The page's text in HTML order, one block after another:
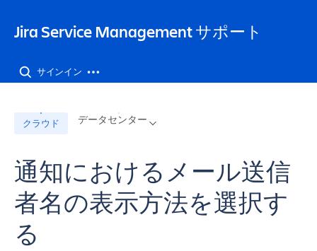
Jira Service Management サポート
サインイン
クラウド データセンター
通知におけるメール送信
者名の表示方法を選択す
る